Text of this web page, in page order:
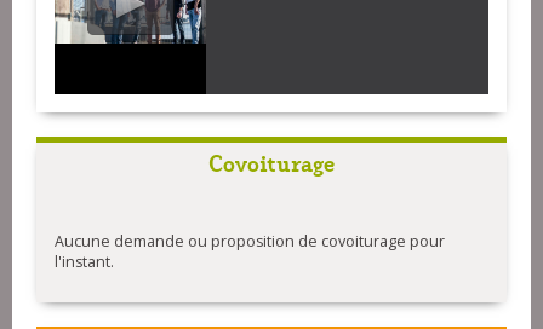
Covoiturage
Aucune demande ou proposition de covoiturage pour
l'instant.